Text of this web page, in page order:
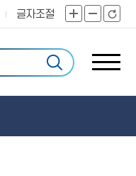
글자조절
화
확
화
축
소
화
초
기
사
트